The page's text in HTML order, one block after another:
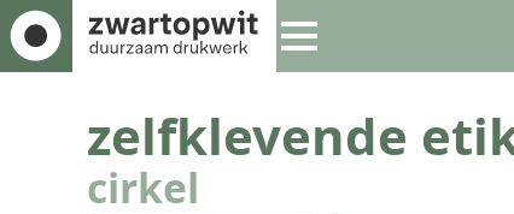
zelfklevende
cirkel